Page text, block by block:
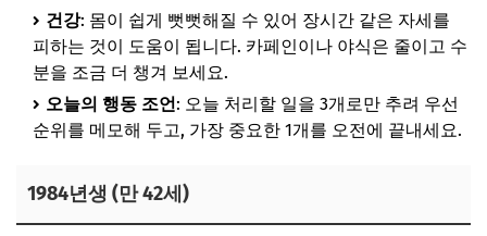
건강: 몸이 쉽게 뻣뻣해질 수 있어 장시간 같은 자세를
피하는 것이 도움이 됩니다. 카페인이나 야식은 줄이고 수
분을 조금 더 챙겨 보세요.
오늘의 행동 조언: 오늘 처리할 일을 3개로만 추려 우선
순위를 메모해 두고, 가장 중요한 1개를 오전에 끝내세요.
1984년생 (만 42세)